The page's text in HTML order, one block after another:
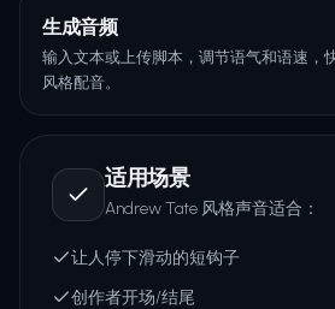
生成音频
输入文本或上传脚本，调节语气和语速，
风格配音。
适用场景
Andrew Tate 风格声音适合：
让人停下滑动的短钩子
创作者开场/结尾